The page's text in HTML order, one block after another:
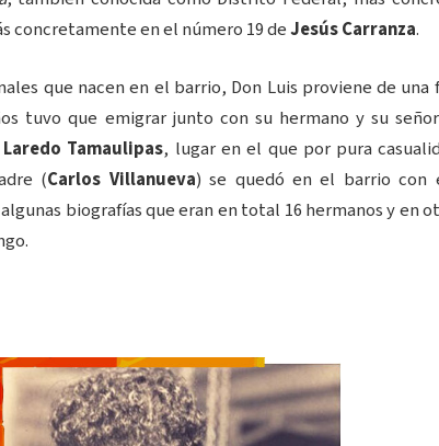
concretamente en el número 19 deJesús Carranza.
que nacen en el barrio, Don Luis proviene de
tuvo que emigrar junto con su hermano y su
Tamaulipas, lugar en el que por pura
(Carlos Villanueva) se quedó en el barrio con
biografías que eran en total 16 hermanos y en